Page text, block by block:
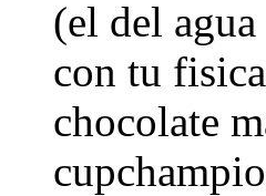
(el del
con tu
chocolate